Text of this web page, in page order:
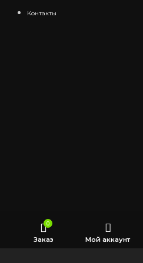
Контакты
0
Заказ Мой аккаунт